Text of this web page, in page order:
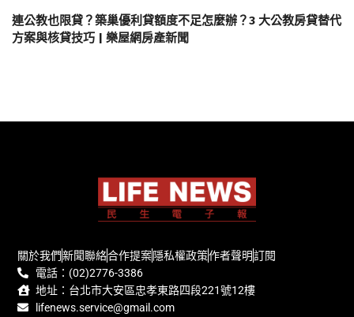
連公教也限貸？築巢優利貸額度不足怎麼辦？3 大公教房貸替代
方案與核貸技巧 | 樂屋網房產新聞
關於我們新聞聯絡合作提案隱私權政策作者聲明訂閱
電話：(02)2776-3386
地址：台北市大安區忠孝東路四段221號12樓
lifenews.service@gmail.com